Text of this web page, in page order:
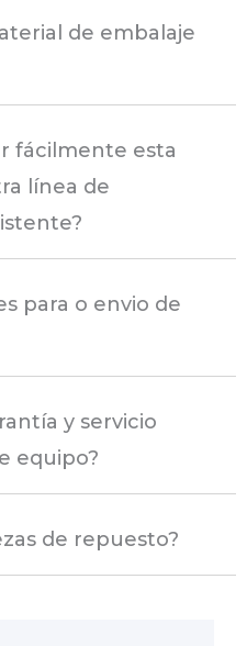
de embalaje
fácilmente esta
línea de
para o envio de
y servicio
equipo?
de repuesto?